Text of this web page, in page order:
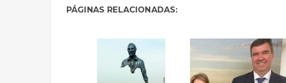
PÁGINAS RELACIONADAS: